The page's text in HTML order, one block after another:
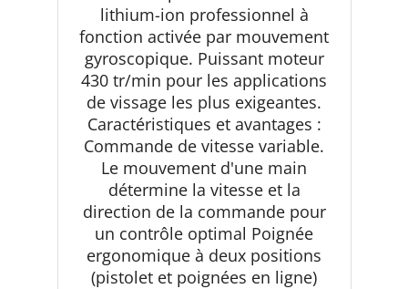
lithium-ion professionnel à
fonction activée par mouvement
gyroscopique. Puissant moteur
430 tr/min pour les applications
de vissage les plus exigeantes.
Caractéristiques et avantages :
Commande de vitesse variable.
Le mouvement d'une main
détermine la vitesse et la
direction de la commande pour
un contrôle optimal Poignée
ergonomique à deux positions
(pistolet et poignées en ligne)